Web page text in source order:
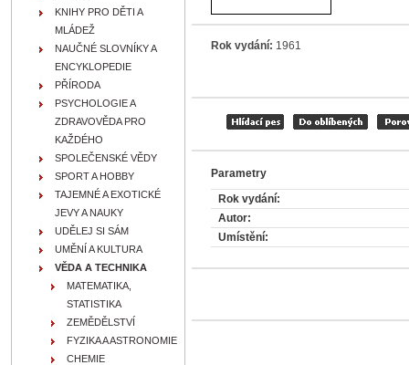
Rok vydání: 1961
Parametry
Rok vydání:
Autor:
Umístění:
KNIHY PRO DĚTI A
MLÁDEŽ
NAUČNÉ SLOVNÍKY A
ENCYKLOPEDIE
PŘÍRODA
PSYCHOLOGIE A
ZDRAVOVĚDA PRO
KAŽDÉHO
SPOLEČENSKÉ VĚDY
SPORT A HOBBY
TAJEMNÉ A EXOTICKÉ
JEVY A NAUKY
UDĚLEJ SI SÁM
UMĚNÍ A KULTURA
VĚDA A TECHNIKA
MATEMATIKA,
STATISTIKA
ZEMĚDĚLSTVÍ
FYZIKA A ASTRONOMIE
CHEMIE